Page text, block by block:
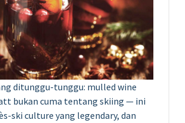
ditunggu-tunggu: mulled wine
bukan cuma tentang skiing — ini
ski culture yang legendary, dan